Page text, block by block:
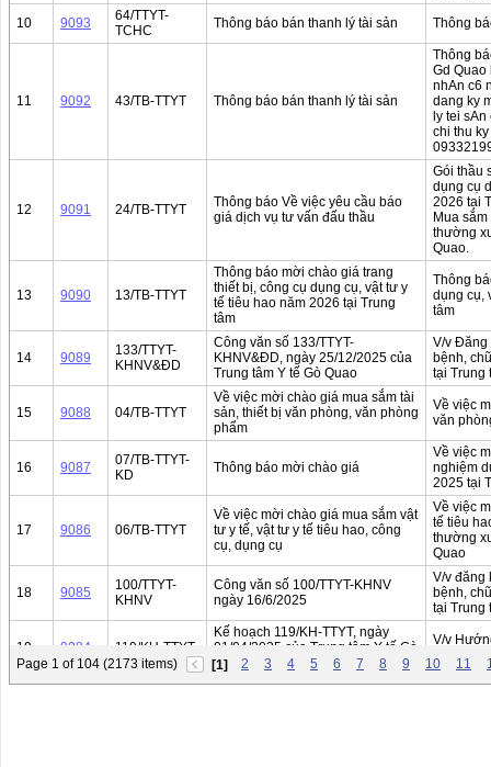
10 9093
64/TTYT-
TCHC
Thông báo bán thanh lý tài sản Thông
11 9092 43/TB-TTYT Thông báo bán thanh lý tài sản
Thông
Gd Quao
nhAn c6
dang ky
ly tei
chi thu
12 9091 24/TB-TTYT
Thông báo Về việc yêu cầu báo
giá dịch vụ tư vấn đấu thầu
Gói thầu
dụng cụ
2026 tại
Mua
thường
Quao.
13 9090 13/TB-TTYT
Thông báo mời chào giá trang
thiết bị, công cụ dụng cụ, vật tư y
tế tiêu hao năm 2026 tại Trung
tâm
Thông
dụng cụ,
tâm
14 9089
133/TTYT-
KHNV&ĐD
Công văn số 133/TTYT-
KHNV&ĐD, ngày 25/12/2025 của
Trung tâm Y tế Gò Quao
V/v Đăng
bệnh,
tại Trung
15 9088 04/TB-TTYT
Về việc mời chào giá mua sắm tài
sản, thiết bị văn phòng, văn phòng
phẩm
Về việc
văn
16 9087
07/TB-TTYT-
KD
Thông báo mời chào giá
Về việc
nghiệm
2025 tại
17 9086 06/TB-TTYT
Về việc mời chào giá mua sắm vật
tư y tế, vật tư y tế tiêu hao, công
cụ, dụng cụ
Về việc
tế tiêu
thường
Quao
18 9085
100/TTYT-
KHNV
Công văn số 100/TTYT-KHNV
ngày 16/6/2025
V/v đăng
bệnh,
tại Trung
19 9084 119/KH-TTYT
Kế hoạch 119/KH-TTYT, ngày
01/04/2025 của Trung tâm Y tế Gò
Quao
V/v
hành
Kế hoạch 198/KH-TTYT, ngày
V/v
Page 1 of 104 (2173 items) [1] 2 3 4 5 6 7 8 9 10 11